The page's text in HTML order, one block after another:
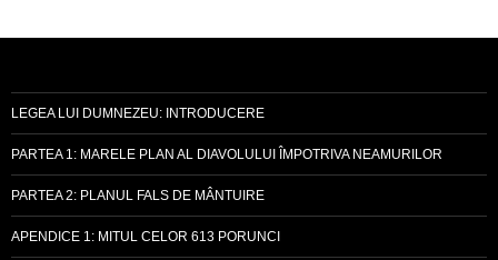
LEGEA LUI DUMNEZEU: INTRODUCERE
PARTEA 1: MARELE PLAN AL DIAVOLULUI ÎMPOTRIVA NEAMURILOR
PARTEA 2: PLANUL FALS DE MÂNTUIRE
APENDICE 1: MITUL CELOR 613 PORUNCI